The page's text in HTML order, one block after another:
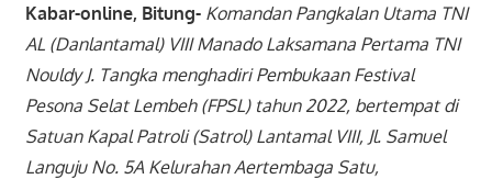
Kabar-online, Bitung- Komandan Pangkalan Utama TNI
AL (Danlantamal) VIII Manado Laksamana Pertama TNI
Nouldy J. Tangka menghadiri Pembukaan Festival
Pesona Selat Lembeh (FPSL) tahun 2022, bertempat di
Satuan Kapal Patroli (Satrol) Lantamal VIII, Jl. Samuel
Languju No. 5A Kelurahan Aertembaga Satu,